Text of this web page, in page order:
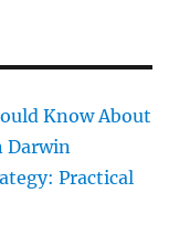
Know About
Darwin
Practical